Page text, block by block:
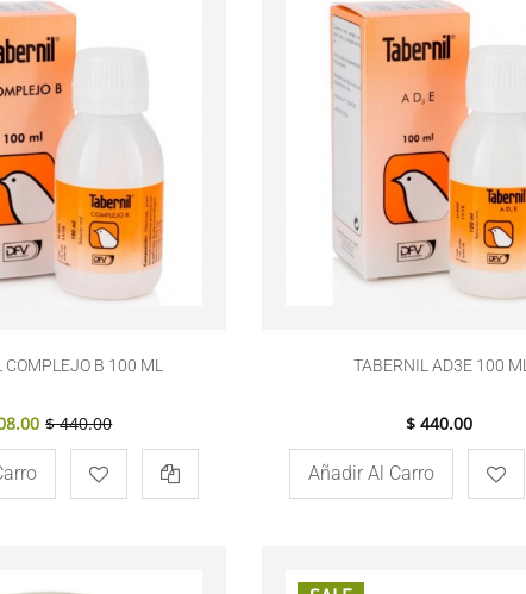
COMPLEJO B 100 ML
$ 440.00
TABERNIL AD3E 100 ML
$ 440.00
Añadir Al Carro